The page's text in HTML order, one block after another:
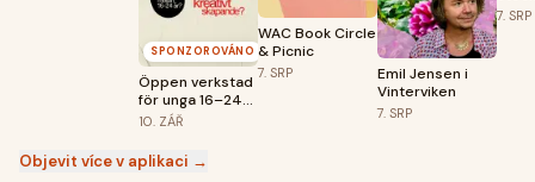
SPONZOROVÁNO
Öppen verkstad
för unga 16–24
år – premiär 10
10. ZÁŘ
WAC Book Circle
& Picnic
7. SRP
Emil Jensen i
Vinterviken
7. SRP
7. SRP
Objevit více v aplikaci →